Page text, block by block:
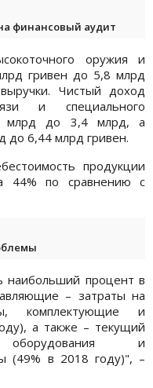
финансовый аудит
оружия и
гривен до 5,8 млрд
Чистый доход
и специального
млрд до 3,4 млрд, а
до 6,44 млрд гривен.
продукции
44% по сравнению с
наибольший процент в
– затраты на
комплектующие и
а также – текущий
и
(49% в 2018 году)", –